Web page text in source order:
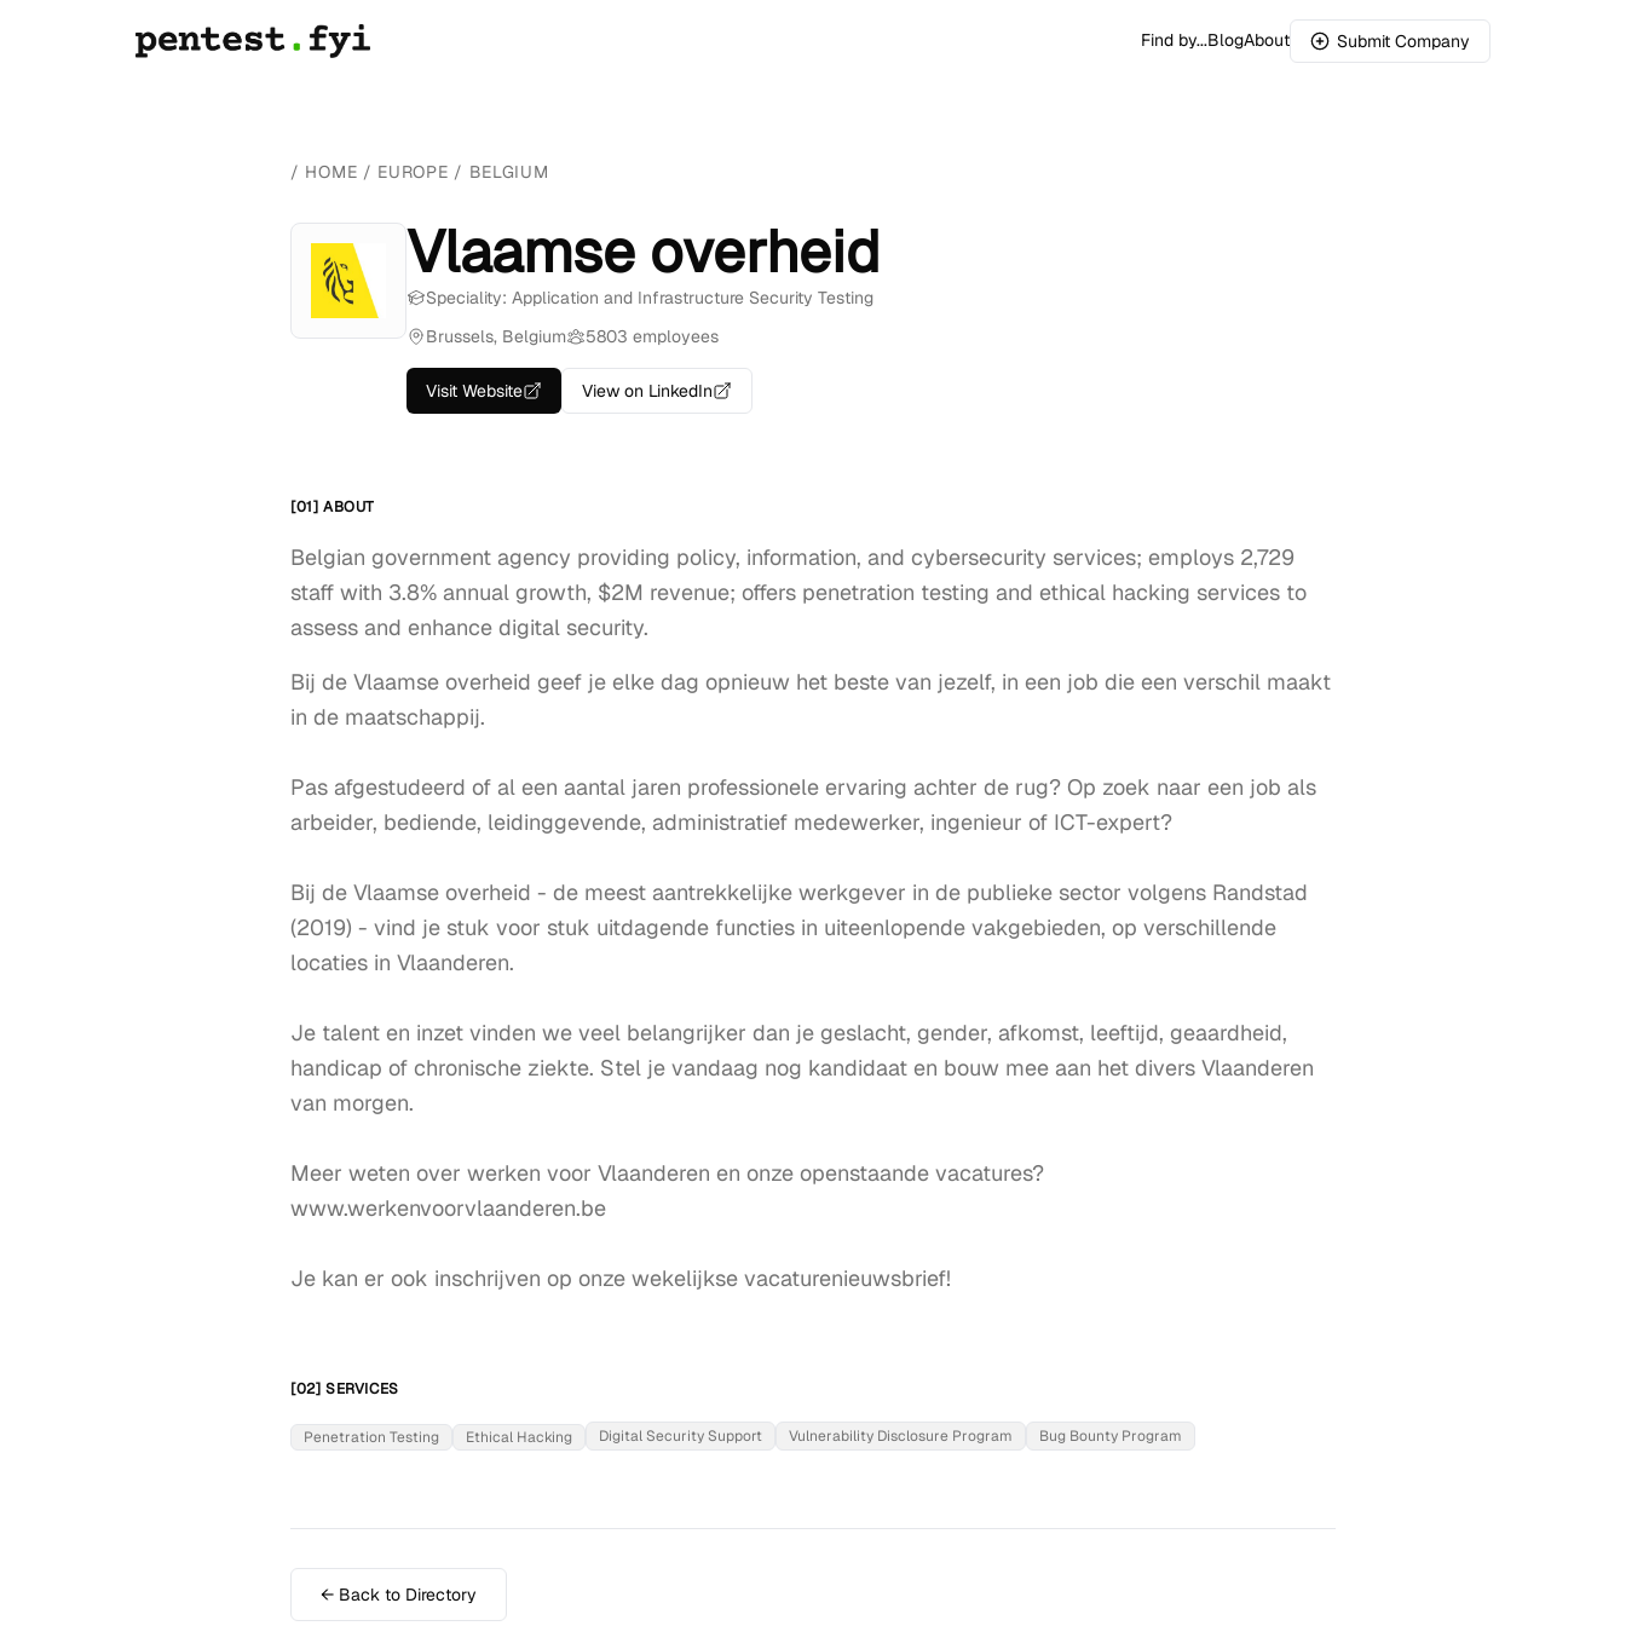
Find by...BlogAbout Submit Company
/ HOME / EUROPE / BELGIUM
Vlaamse overheid
Speciality: Application and Infrastructure Security Testing
Brussels, Belgium
5803 employees
Visit Website View on LinkedIn
[01] ABOUT
Belgian government agency providing policy, information, and cybersecurity services; employs 2,729
staff with 3.8% annual growth, $2M revenue; offers penetration testing and ethical hacking services to
assess and enhance digital security.
Bij de Vlaamse overheid geef je elke dag opnieuw het beste van jezelf, in een job die een verschil maakt
in de maatschappij.
Pas afgestudeerd of al een aantal jaren professionele ervaring achter de rug? Op zoek naar een job als
arbeider, bediende, leidinggevende, administratief medewerker, ingenieur of ICT-expert?
Bij de Vlaamse overheid - de meest aantrekkelijke werkgever in de publieke sector volgens Randstad
(2019) - vind je stuk voor stuk uitdagende functies in uiteenlopende vakgebieden, op verschillende
locaties in Vlaanderen.
Je talent en inzet vinden we veel belangrijker dan je geslacht, gender, afkomst, leeftijd, geaardheid,
handicap of chronische ziekte. Stel je vandaag nog kandidaat en bouw mee aan het divers Vlaanderen
van morgen.
Meer weten over werken voor Vlaanderen en onze openstaande vacatures?
www.werkenvoorvlaanderen.be
Je kan er ook inschrijven op onze wekelijkse vacaturenieuwsbrief!
[02] SERVICES
Penetration Testing Ethical Hacking Digital Security Support Vulnerability Disclosure Program Bug Bounty Program
← Back to Directory